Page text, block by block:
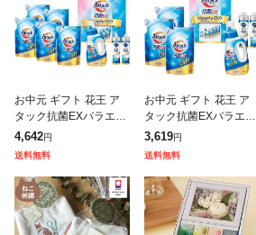
お中元 ギフト 花王 ア
タック抗菌EXバラエテ
ィギフト K・AU-40A
送料無料 メーカー直送
4,642円
送料無料
お中元 ギフト 花王 ア
タック抗菌EXバラエテ
ィギフト K・AU-30A
送料無料 メーカー直送
3,619円
送料無料